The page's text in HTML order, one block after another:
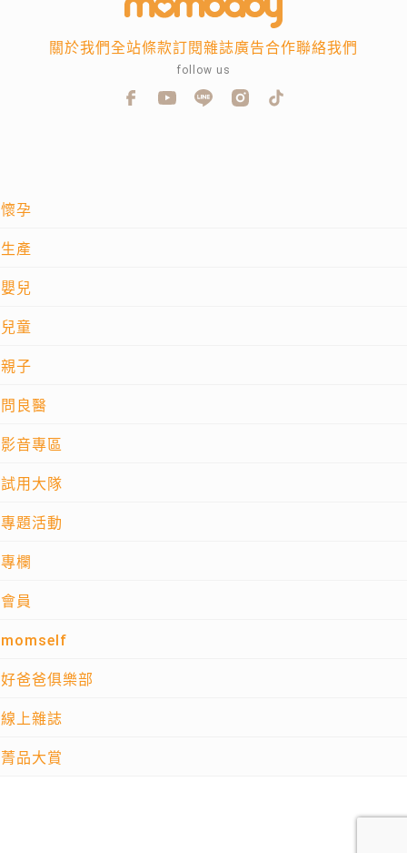
懷孕
生產
嬰兒
兒童
親子
問良醫
影音專區
試用大隊
專題活動
專欄
會員
momself
好爸爸俱樂部
線上雜誌
菁品大賞
關於我們全站條款訂閱雜誌廣告合作聯絡我們
follow us